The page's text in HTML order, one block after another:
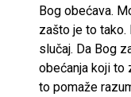
Bog obećava.
zašto je to
slučaj. Da Bog
obećanja koji to
to pomaže